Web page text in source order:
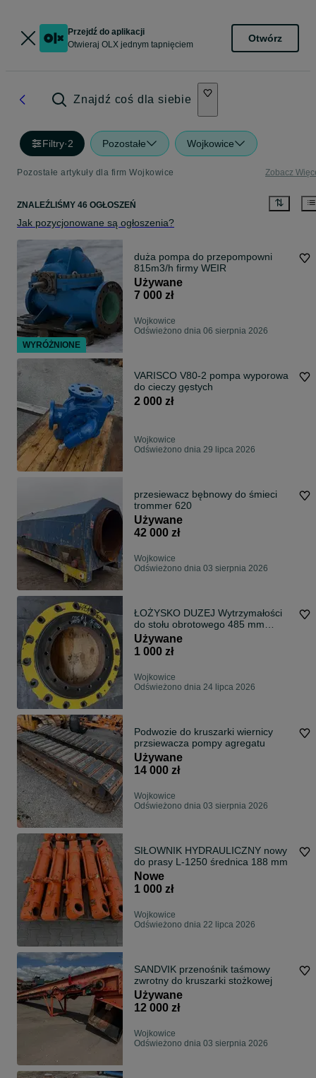
Przejdź do aplikacji
Otwieraj OLX jednym tapnięciem
Otwórz
Znajdź coś dla siebie
Filtry·2 Pozostałe Wojkowice
Pozostałe artykuły dla firm Wojkowice Zobacz
ZNALEŹLIŚMY 46 OGŁOSZEŃ
Jak pozycjonowane są ogłoszenia?
duża pompa do przepompowni
815m3/h firmy WEIR
Używane
7 000 zł
Wojkowice
Odświeżono dnia 06 sierpnia 2026
VARISCO V80-2 pompa wyporowa
do cieczy gęstych
2 000 zł
Wojkowice
Odświeżono dnia 29 lipca 2026
przesiewacz bębnowy do śmieci
trommer 620
Używane
42 000 zł
Wojkowice
Odświeżono dnia 03 sierpnia 2026
ŁOŻYSKO DUZEJ Wytrzymałości
do stołu obrotowego 485 mm
średnica
Używane
1 000 zł
Wojkowice
Odświeżono dnia 24 lipca 2026
Podwozie do kruszarki wiernicy
przsiewacza pompy agregatu
Używane
14 000 zł
Wojkowice
Odświeżono dnia 03 sierpnia 2026
SIŁOWNIK HYDRAULICZNY nowy
do prasy L-1250 średnica 188 mm
Nowe
1 000 zł
Wojkowice
Odświeżono dnia 22 lipca 2026
SANDVIK przenośnik taśmowy
zwrotny do kruszarki stożkowej
Używane
12 000 zł
Wojkowice
Odświeżono dnia 03 sierpnia 2026
WYRÓŻNIONE